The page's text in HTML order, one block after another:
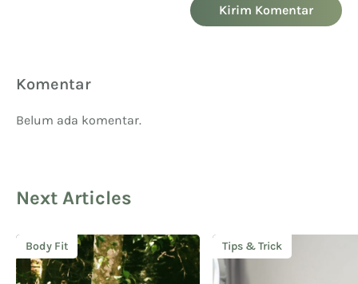
Kirim Komentar
Komentar
Belum ada komentar.
Next Articles
Body Fit Tips & Trick